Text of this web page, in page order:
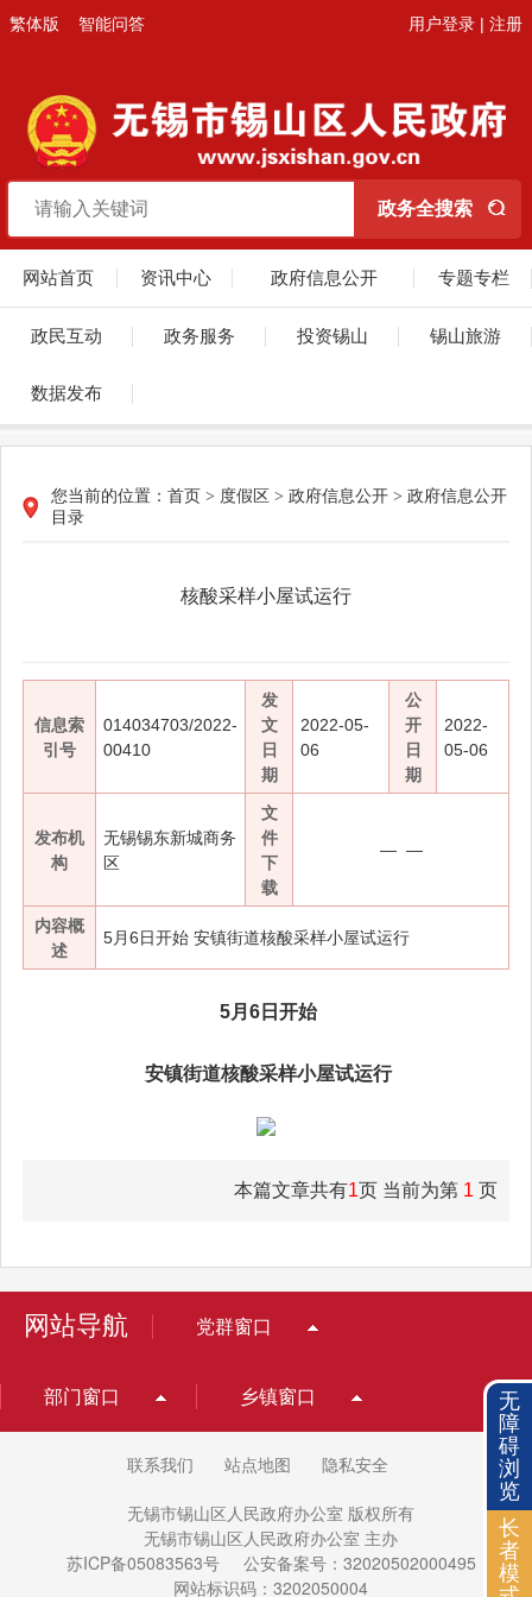
繁体版 智能问答 用户登录 | 注册
网站首页 资讯中心 政府信息公开 专题专栏
政民互动 政务服务 投资锡山 锡山旅游
数据发布
您当前的位置： 首页 > 度假区 > 政府信息公开 > 政府信息公开
目录
核酸采样小屋试运行
信息索
引号
014034703/2022-
00410
发
文
日
期
2022-05-
06
公
开
日
期
2022-
05-06
发布机
构
无锡锡东新城商务
区
文
件
下
载
— —
内容概
述
5月6日开始 安镇街道核酸采样小屋试运行
5月6日开始
安镇街道核酸采样小屋试运行
本篇文章共有1页 当前为第 1 页
网站导航 党群窗口
部门窗口 乡镇窗口
联系我们 站点地图 隐私安全
无锡市锡山区人民政府办公室 版权所有
无锡市锡山区人民政府办公室 主办
苏ICP备05083563号
公安备案号：32020502000495
网站标识码：3202050004
无
障
碍
浏
览
长
者
模